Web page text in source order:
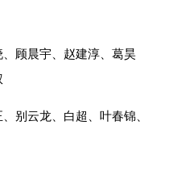
顾晨宇、赵建淳、葛昊
别云龙、白超、叶春锦、